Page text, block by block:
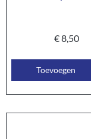
€8,50
Toevoegen